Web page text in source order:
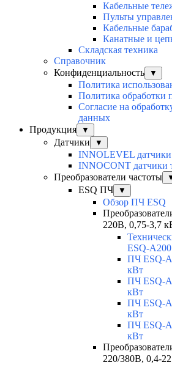
Кабельные
Пульты
Кабельные
Канатные и
Складская техника
Справочник
Конфиденциальность
▼
Политика
Политика обработки
Согласие на
данных
Продукция
▼
Датчики ▼
INNOLEVEL датчики
INNOCONT датчики
Преобразователи частоты
ESQ ПЧ ▼
Обзор ПЧ ESQ
220В, 0,75-3,7
ESQ-A200
ПЧ ESQ-
кВт
ПЧ ESQ-
кВт
ПЧ ESQ-
кВт
ПЧ ESQ-
кВт
220/380В, 0,4-